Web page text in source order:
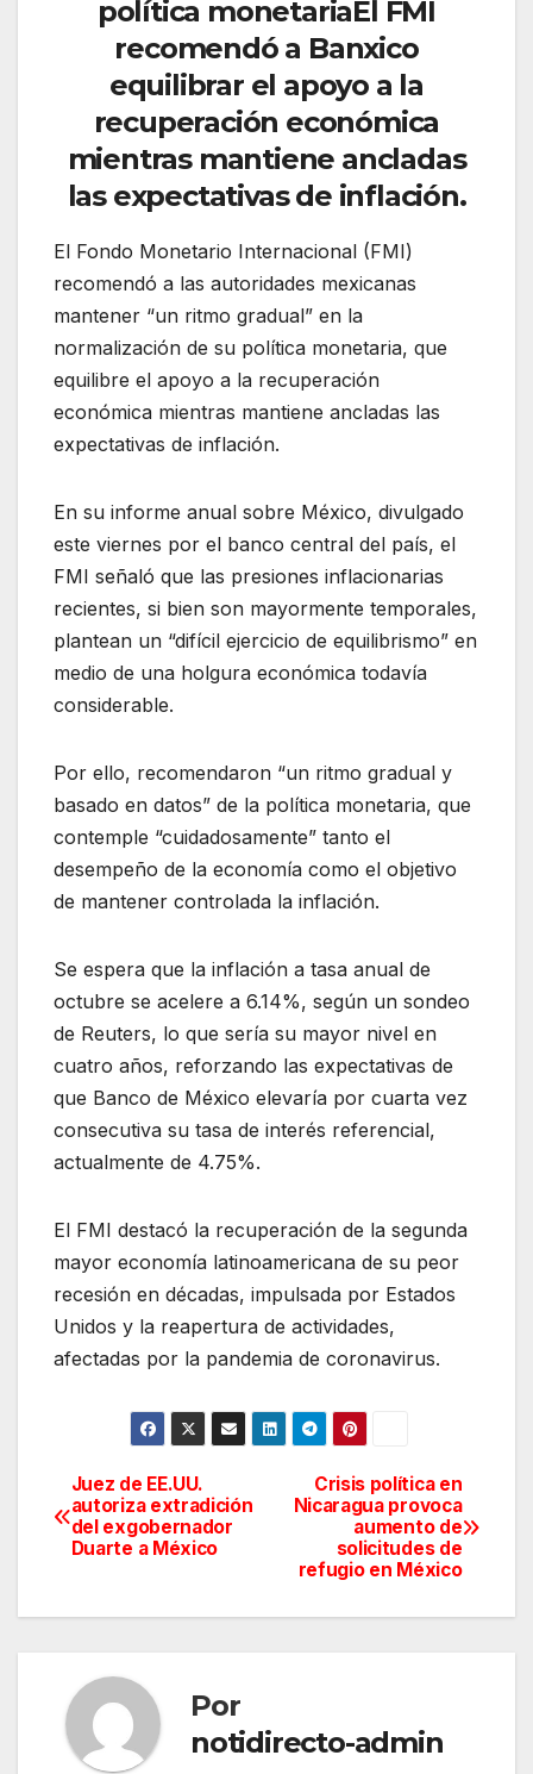
política monetariaEl FMI
recomendó a Banxico
equilibrar el apoyo a la
recuperación económica
mientras mantiene ancladas
las expectativas de inflación.
El Fondo Monetario Internacional (FMI)
recomendó a las autoridades mexicanas
mantener “un ritmo gradual” en la
normalización de su política monetaria, que
equilibre el apoyo a la recuperación
económica mientras mantiene ancladas las
expectativas de inflación.
En su informe anual sobre México, divulgado
este viernes por el banco central del país, el
FMI señaló que las presiones inflacionarias
recientes, si bien son mayormente temporales,
plantean un “difícil ejercicio de equilibrismo” en
medio de una holgura económica todavía
considerable.
Por ello, recomendaron “un ritmo gradual y
basado en datos” de la política monetaria, que
contemple “cuidadosamente” tanto el
desempeño de la economía como el objetivo
de mantener controlada la inflación.
Se espera que la inflación a tasa anual de
octubre se acelere a 6.14%, según un sondeo
de Reuters, lo que sería su mayor nivel en
cuatro años, reforzando las expectativas de
que Banco de México elevaría por cuarta vez
consecutiva su tasa de interés referencial,
actualmente de 4.75%.
El FMI destacó la recuperación de la segunda
mayor economía latinoamericana de su peor
recesión en décadas, impulsada por Estados
Unidos y la reapertura de actividades,
afectadas por la pandemia de coronavirus.
Navegación
de
Crisis política en
Nicaragua provoca
aumento de
solicitudes de
refugio en México
Juez de EE.UU.
autoriza extradición
del exgobernador
Duarte a México
Por
notidirecto-admin